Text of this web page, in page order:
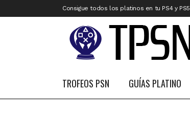
Consigue todos los platinos en tu PS4 y PS5
TROFEOS PSN GUÍAS PLATINO